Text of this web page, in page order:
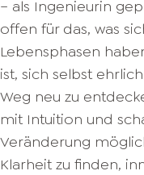
– als Ingenieurin
offen für das, was
Lebensphasen
ist, sich selbst
Weg neu zu
mit Intuition und
Veränderung
Klarheit zu finden,